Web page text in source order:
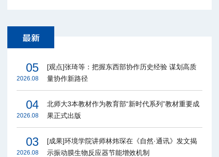
05
2026.08
[观点]张琦等：把握东西部协作历史经验 谋划高质
量协作新路径
04
2026.08
北师大3本教材作为教育部“新时代系列”教材重要成
果正式出版
03
2026.08
[成果]环境学院讲师林炜琛在《自然·通讯》发文揭
示振动膜生物反应器节能增效机制